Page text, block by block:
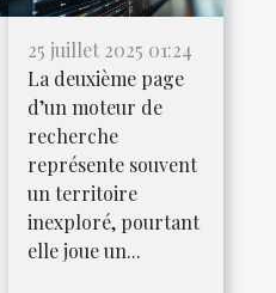
25 juillet 2025 01:24
La deuxième page
d’un moteur de
recherche
représente souvent
un territoire
inexploré, pourtant
elle joue un...